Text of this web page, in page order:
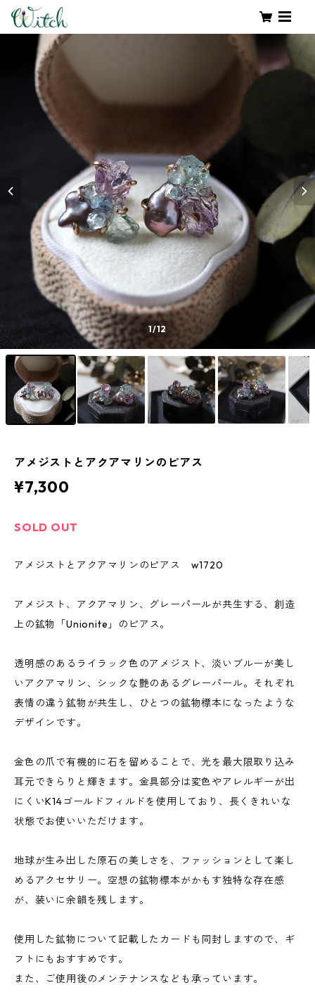
1/12
アメジストとアクアマリンのピアス
¥7,300
SOLD OUT
アメジストとアクアマリンのピアス w1720
アメジスト、アクアマリン、グレーパールが共生する、創造
上の鉱物「Unionite」のピアス。
透明感のあるライラック色のアメジスト、淡いブルーが美し
いアクアマリン、シックな艶のあるグレーパール。それぞれ
表情の違う鉱物が共生し、ひとつの鉱物標本になったような
デザインです。
金色の爪で有機的に石を留めることで、光を最大限取り込み
耳元できらりと輝きます。金具部分は変色やアレルギーが出
にくいK14ゴールドフィルドを使用しており、長くきれいな
状態でお使いいただけます。
地球が生み出した原石の美しさを、ファッションとして楽し
めるアクセサリー。空想の鉱物標本がかもす独特な存在感
が、装いに余韻を残します。
使用した鉱物について記載したカードも同封しますので、ギ
フトにもおすすめです。
また、ご使用後のメンテナンスなども承っています。